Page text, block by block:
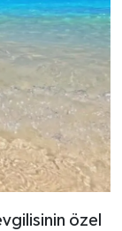
özel